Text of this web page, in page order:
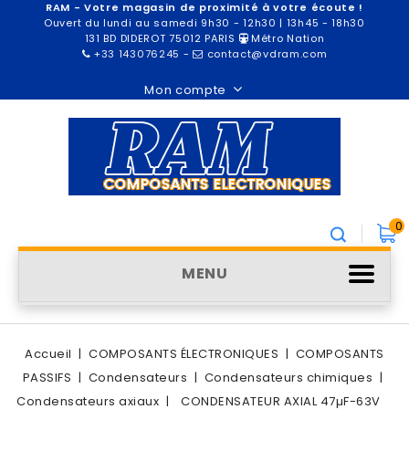
RAM - Votre magasin de proximité à votre écoute !
Ouvert du lundi au samedi 9h30 - 12h30 | 13h45 - 18h30
131 BD DIDEROT 75012 PARIS
Métro Nation
+33 143076245 - contact@vdram.com
Mon compte
0
MENU
Accueil COMPOSANTS ÉLECTRONIQUES
COMPOSANTS
PASSIFS
Condensateurs
Condensateurs chimiques
Condensateurs axiaux
CONDENSATEUR AXIAL 47µF-63V